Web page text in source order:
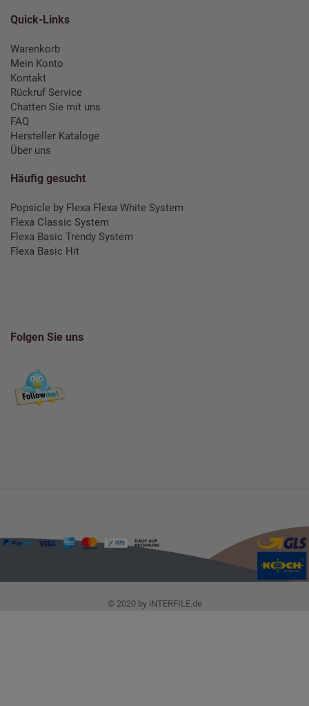
Quick-Links
Warenkorb
Mein Konto
Kontakt
Rückruf Service
Chatten Sie mit uns
FAQ
Hersteller Kataloge
Über uns
Häufig gesucht
Popsicle by Flexa Flexa White System
Flexa Classic System
Flexa Basic Trendy System
Flexa Basic Hit
Folgen Sie uns
© 2020 by iNTERFILE.de